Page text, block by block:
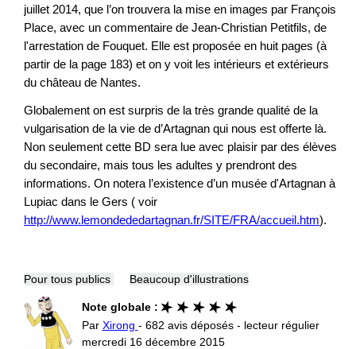
juillet 2014, que l’on trouvera la mise en images par François
Place, avec un commentaire de Jean-Christian Petitfils, de
l'arrestation de Fouquet. Elle est proposée en huit pages (à
partir de la page 183) et on y voit les intérieurs et extérieurs
du château de Nantes.
Globalement on est surpris de la très grande qualité de la
vulgarisation de la vie de d’Artagnan qui nous est offerte là.
Non seulement cette BD sera lue avec plaisir par des élèves
du secondaire, mais tous les adultes y prendront des
informations. On notera l’existence d’un musée d'Artagnan à
Lupiac dans le Gers ( voir
http://www.lemondededartagnan.fr/SITE/FRA/accueil.htm).
Pour tous publics Beaucoup d'illustrations
Note globale :
Par Xirong - 682 avis déposés - lecteur régulier
mercredi 16 décembre 2015